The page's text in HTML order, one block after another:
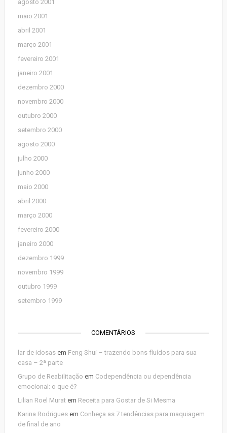
agosto 2001
maio 2001
abril 2001
março 2001
fevereiro 2001
janeiro 2001
dezembro 2000
novembro 2000
outubro 2000
setembro 2000
agosto 2000
julho 2000
junho 2000
maio 2000
abril 2000
março 2000
fevereiro 2000
janeiro 2000
dezembro 1999
novembro 1999
outubro 1999
setembro 1999
COMENTÁRIOS
lar de idosasem Feng Shui – trazendo bons fluídos para sua
casa – 2ª parte
Grupo de Reabilitação em Codependência ou dependência
emocional: o que é?
Lilian Roel Muratem Receita para Gostar de Si Mesma
Karina Rodriguesem Conheça as 7 tendências para maquiagem
de final de ano